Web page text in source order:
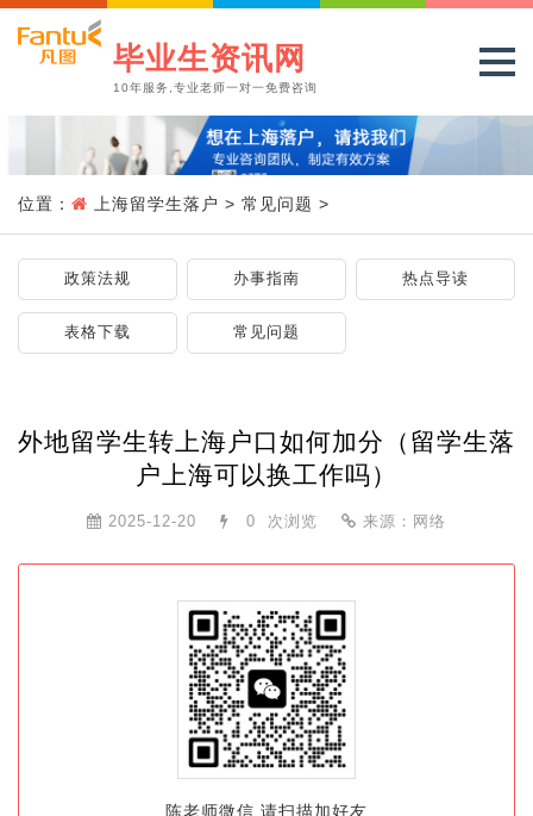
毕业生资讯网
10年服务,专业老师一对一免费咨询
位置： 上海留学生落户 > 常见问题 >
政策法规 办事指南 热点导读
表格下载 常见问题
外地留学生转上海户口如何加分（留学生落
户上海可以换工作吗）
2025-12-20 0 次浏览 来源：网络
陈老师微信 请扫描加好友